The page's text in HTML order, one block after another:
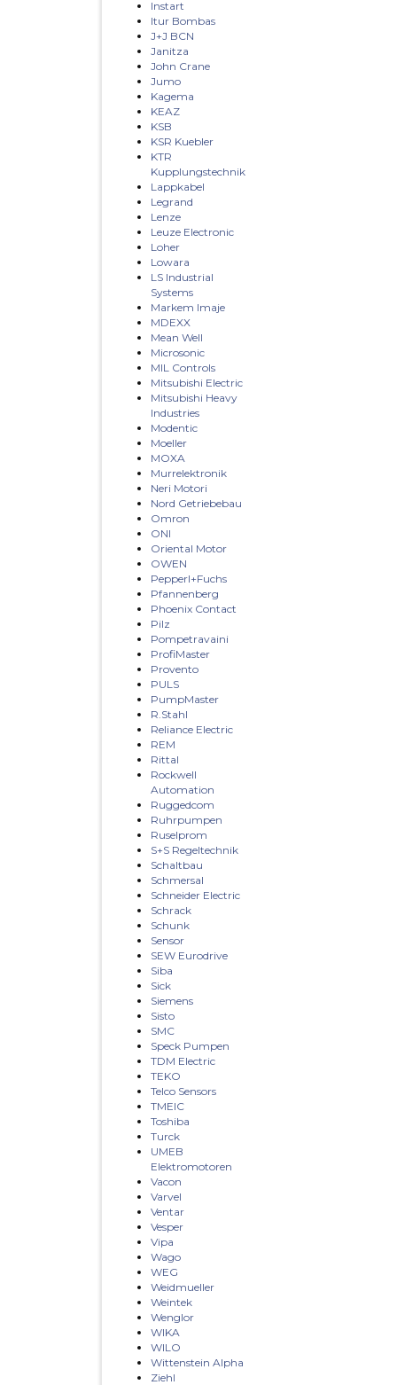
Instart
Itur Bombas
J+J BCN
Janitza
John Crane
Jumo
Kagema
KEAZ
KSB
KSR Kuebler
KTR
Kupplungstechnik
Lappkabel
Legrand
Lenze
Leuze Electronic
Loher
Lowara
LS Industrial
Systems
Markem Imaje
MDEXX
Mean Well
Microsonic
MIL Controls
Mitsubishi Electric
Mitsubishi Heavy
Industries
Modentic
Moeller
MOXA
Murrelektronik
Neri Motori
Nord Getriebebau
Omron
ONI
Oriental Motor
OWEN
Pepperl+Fuchs
Pfannenberg
Phoenix Contact
Pilz
Pompetravaini
ProfiMaster
Provento
PULS
PumpMaster
R.Stahl
Reliance Electric
REM
Rittal
Rockwell
Automation
Ruggedcom
Ruhrpumpen
Ruselprom
S+S Regeltechnik
Schaltbau
Schmersal
Schneider Electric
Schrack
Schunk
Sensor
SEW Eurodrive
Siba
Sick
Siemens
Sisto
SMC
Speck Pumpen
TDM Electric
TEKO
Telco Sensors
TMEIC
Toshiba
Turck
UMEB
Elektromotoren
Vacon
Varvel
Ventar
Vesper
Vipa
Wago
WEG
Weidmueller
Weintek
Wenglor
WIKA
WILO
Wittenstein Alpha
Ziehl